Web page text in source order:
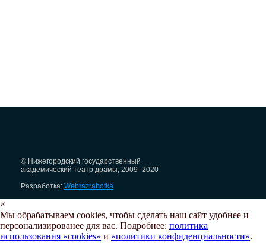
© Нижегородский государственный
академический театр драмы, 2009–2020
Разработка: Webrazrabotka
×
Мы обрабатываем cookies, чтобы сделать наш сайт удобнее и
персонализированее для вас. Подробнее: политика
использования «cookies» и «политики конфиденциальности».